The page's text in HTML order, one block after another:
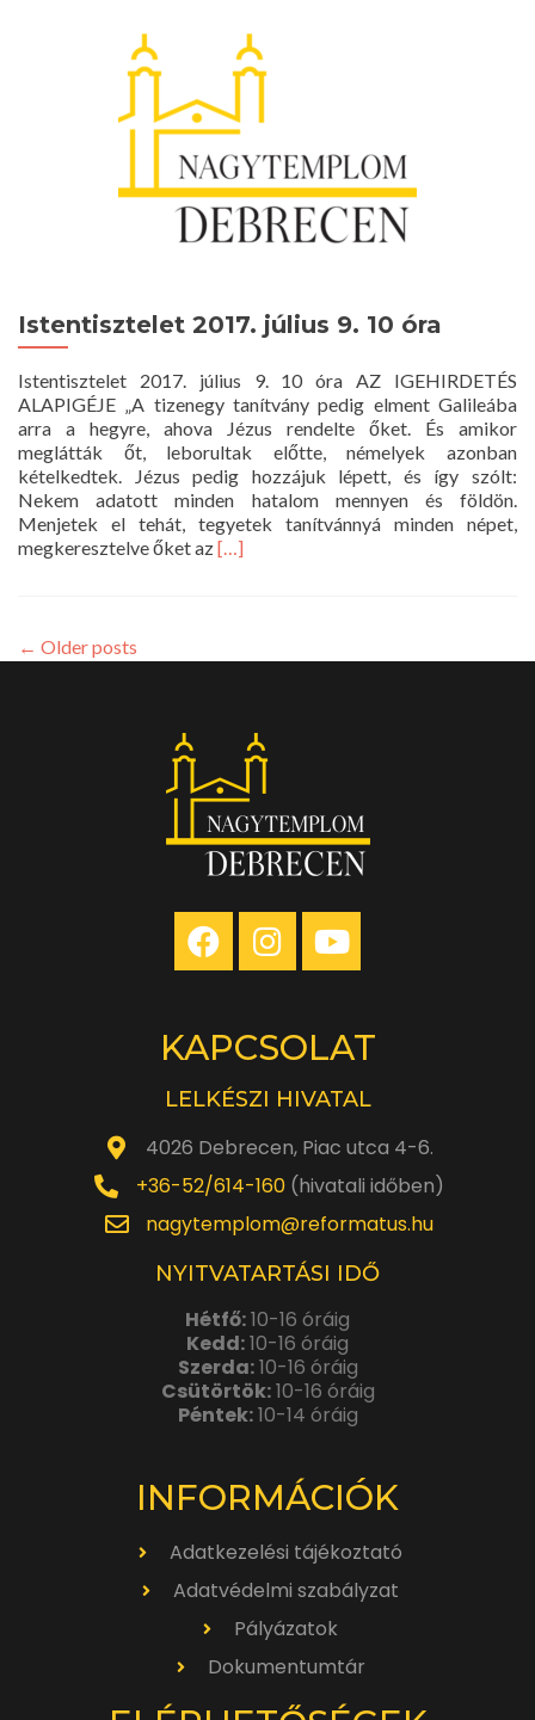
Istentisztelet 2017. július 9. 10 óra
Istentisztelet 2017. július 9. 10 óra AZ IGEHIRDETÉS
ALAPIGÉJE „A tizenegy tanítvány pedig elment Galileába
arra a hegyre, ahova Jézus rendelte őket. És amikor
meglátták őt, leborultak előtte, némelyek azonban
kételkedtek. Jézus pedig hozzájuk lépett, és így szólt:
Nekem adatott minden hatalom mennyen és földön.
Menjetek el tehát, tegyetek tanítvánnyá minden népet,
megkeresztelve őket azRead
július
[…]
← Older posts
KAPCSOLAT
LELKÉSZI HIVATAL
4026 Debrecen, Piac utca 4-6.
+36-52/614-160(hivatali időben)
nagytemplom@reformatus.hu
NYITVATARTÁSI IDŐ
Hétfő:10-16 óráig
Kedd:10-16 óráig
Szerda:10-16 óráig
Csütörtök:10-16 óráig
Péntek:10-14 óráig
INFORMÁCIÓK
Adatkezelési tájékoztató
Adatvédelmi szabályzat
Pályázatok
Dokumentumtár